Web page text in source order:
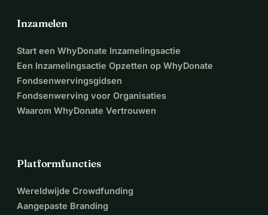
Inzamelen
Start een WhyDonate Inzamelingsactie
Een Inzamelingsactie Opzetten op WhyDonate
Fondsenwervingsgidsen
Fondsenwerving voor Organisaties
Waarom WhyDonate Vertrouwen
Platformfuncties
Wereldwijde Crowdfunding
Aangepaste Branding